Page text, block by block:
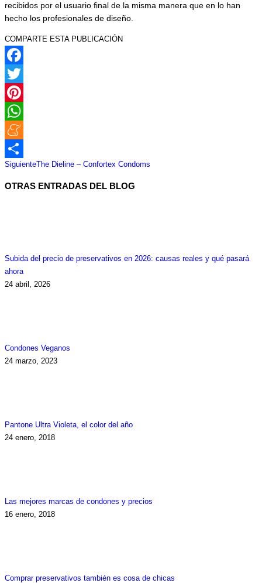
recibidos por el usuario final de la misma manera que en lo han
hecho los profesionales de diseño.
COMPARTE ESTA PUBLICACIÓN
Facebook
Twitter
Pinterest
WhatsApp
Meneame
Compartir
Navegación
publicaciones
SiguientePublicación
The Dieline – Confortex Condoms
OTRAS ENTRADAS DEL BLOG
Subida del precio de preservativos en 2026: causas reales y qué pasará
ahora
24 abril, 2026
Condones Veganos
24 marzo, 2023
Pantone Ultra Violeta, el color del año
24 enero, 2018
Las mejores marcas de condones y precios
16 enero, 2018
Comprar preservativos también es cosa de chicas